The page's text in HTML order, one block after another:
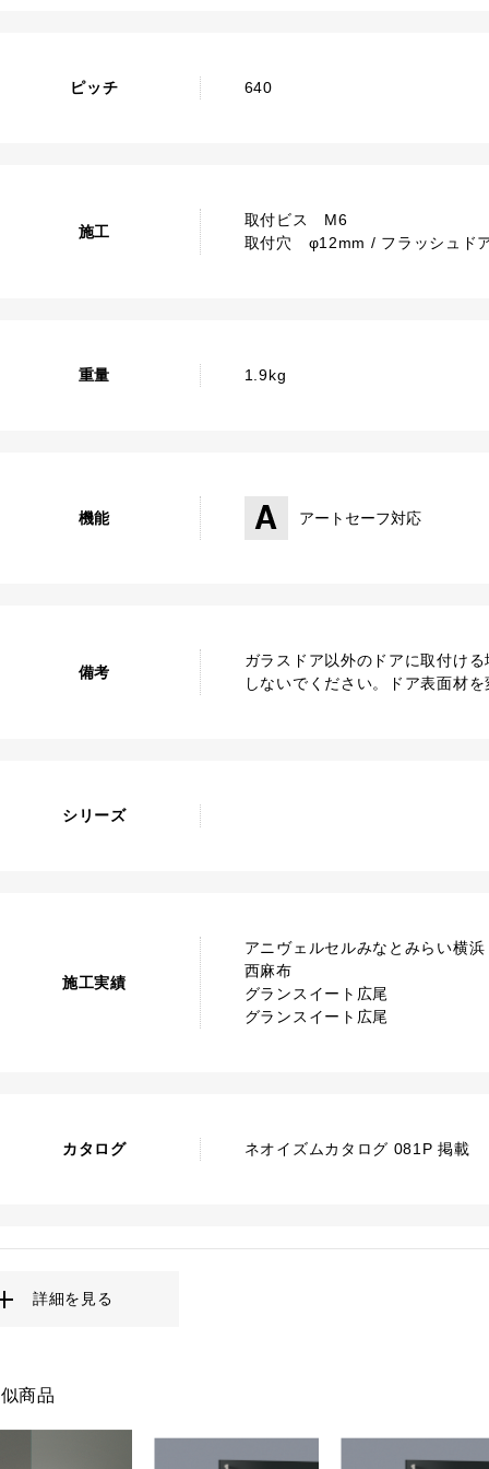
ピッチ 640
施工
取付ビス M6
取付穴 φ12mm / フラッシュド
重量 1.9kg
機能 アートセーフ対応
備考
ガラスドア以外のドアに取付け
しないでください。ドア表面材
シリーズ
施工実績
アニヴェルセルみなとみらい横浜
西麻布
グランスイート広尾
グランスイート広尾
カタログ ネオイズムカタログ 081P 掲載
詳細を見る
商品